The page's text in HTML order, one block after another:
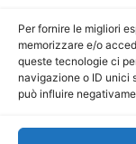
Per fornire le migliori
memorizzare e/o
queste tecnologie ci
navigazione o ID unici
può influire